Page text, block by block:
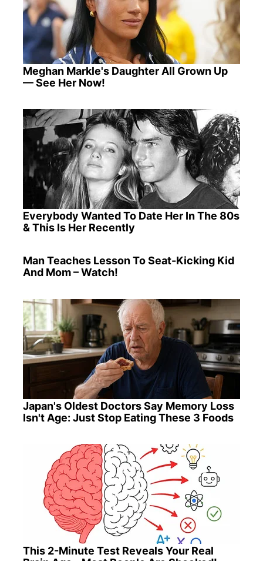
Meghan Markle's Daughter All Grown Up
— See Her Now!
Everybody Wanted To Date Her In The 80s
& This Is Her Recently
Man Teaches Lesson To Seat-Kicking Kid
And Mom – Watch!
Japan's Oldest Doctors Say Memory Loss
Isn't Age: Just Stop Eating These 3 Foods
This 2-Minute Test Reveals Your Real